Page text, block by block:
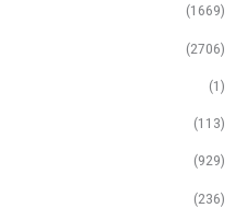
(1669)
(2706)
(1)
(113)
(929)
(236)